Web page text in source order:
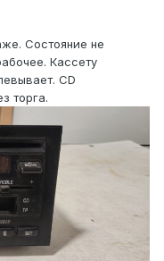
Состояние не
Кассету
CD
торга.